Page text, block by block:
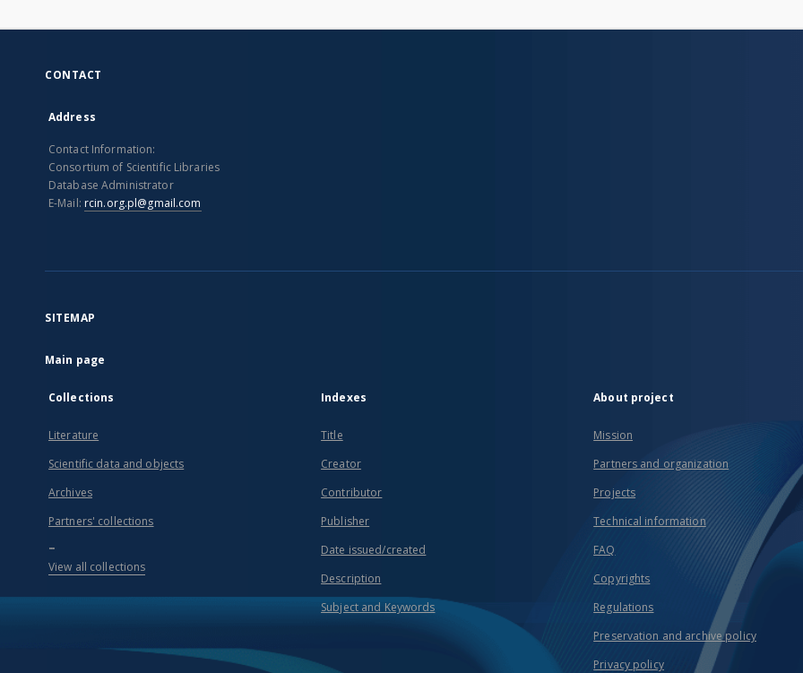
CONTACT
Address
Contact Information:
Consortium of Scientific Libraries
Database Administrator
E-Mail: rcin.org.pl@gmail.com
SITEMAP
Main page
Collections
Literature
Scientific data and objects
Archives
Partners' collections
...
View all collections
Indexes
Title
Creator
Contributor
Publisher
Date issued/created
Description
Subject and Keywords
About project
Mission
Partners and organization
Projects
Technical information
FAQ
Copyrights
Regulations
Preservation and archive policy
Privacy policy